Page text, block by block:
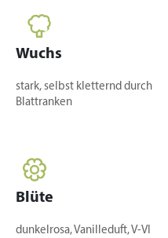
Wuchs
stark, selbst kletternd durch
Blattranken
Blüte
dunkelrosa, Vanilleduft, V-VI